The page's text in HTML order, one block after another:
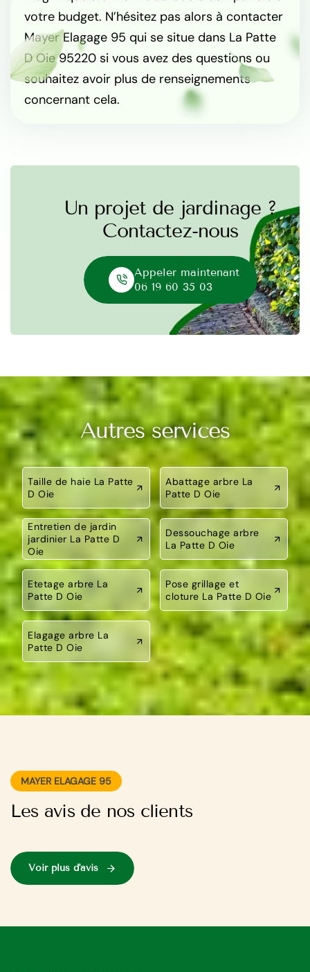
votre budget. N’hésitez pas alors à contacter
Mayer Elagage 95 qui se situe dans La Patte
D Oie 95220 si vous avez des questions ou
souhaitez avoir plus de renseignements
concernant cela.
Un projet de jardinage ?
Contactez-nous
Appeler maintenant
06 19 60 35 03
Autres services
Taille de haie La Patte
D Oie
Abattage arbre La
Patte D Oie
Entretien de jardin
jardinier La Patte D
Oie
Dessouchage arbre
La Patte D Oie
Etetage arbre La
Patte D Oie
Pose grillage et
cloture La Patte D Oie
Elagage arbre La
Patte D Oie
MAYER ELAGAGE 95
Les avis de nos clients
Voir plus d'avis